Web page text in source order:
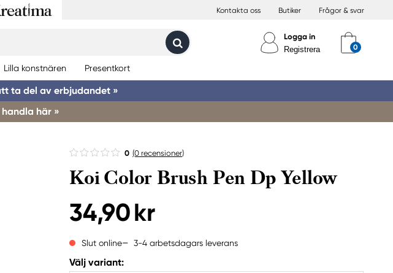
Kontakta oss Butiker Frågor & svar
Logga in
Registrera
Lilla konstnären Presentkort
ta del av erbjudandet »
här »
0 (0 recensioner)
Koi Color Brush Pen Dp Yellow
34,90 kr
Slut online 3-4 arbetsdagars leverans
Välj variant: